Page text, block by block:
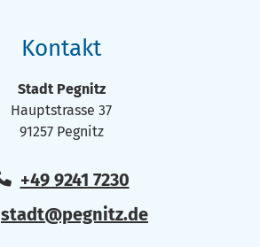
Kontakt
Stadt Pegnitz
Hauptstrasse 37
91257 Pegnitz
+49 9241 7230
stadt@pegnitz.de